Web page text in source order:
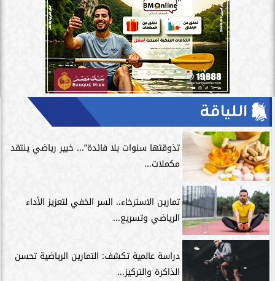
اللياقة
تذوقتها سنوات بلا فائدة”... خبير رياضي ينتقد
مكملات...
تمارين الاسترخاء.. السر الخفي لتعزيز الأداء
الرياضي وتسريع...
دراسة عالمية تكشف: التمارين الرياضية تحسن
الذاكرة والتركيز...